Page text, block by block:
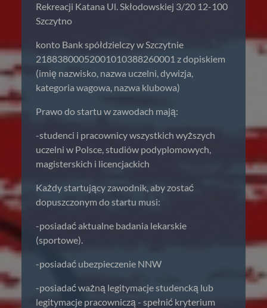
Rekreacji Katana Ul. Skłodowskiej 3/20 12-100
Szczytno
konto Bank spółdzielczy w Szczytnie
21883800052001010388260001 z dopiskiem
(imię nazwisko, nazwa uczelni, dywizja,
kategoria wagowa, nazwa klubowa)
Prawo do startu w zawodach mają:
-studenci i pracownicy wszystkich wyższych
uczelni w Polsce, studiów podyplomowych,
magisterskich i licencjackich
Każdy startujący zawodnik, aby zostać
dopuszczonym do startu musi:
-posiadać aktualne badania lekarskie
(sportowe).
-posiadać ubezpieczenie NNW
-posiadać ważną legitymacje studencką lub
legitymacje pracowniczą - spełnić kryterium